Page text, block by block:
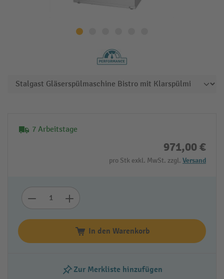
7 Arbeitstage
971,00 €
pro Stk exkl. MwSt. zzgl. Versand
In den Warenkorb
Zur Merkliste hinzufügen